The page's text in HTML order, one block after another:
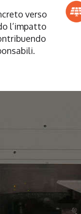
verso
l’impatto